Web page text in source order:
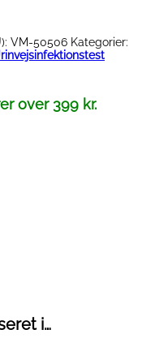
VM-50506 Kategorier:
over 399 kr.
i…